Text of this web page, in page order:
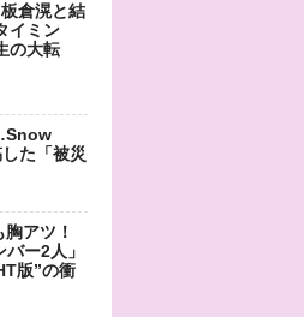
倉滉と結
イミン
の大転
た「被災
アツ！
ー2人」
版”の衝